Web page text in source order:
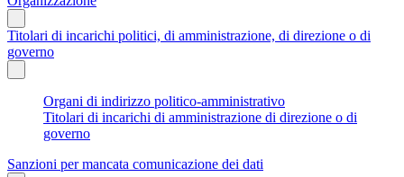
Titolari di incarichi politici, di amministrazione, di direzione o di
governo
Organi di indirizzo politico-amministrativo
Titolari di incarichi di amministrazione di direzione o di
governo
Sanzioni per mancata comunicazione dei dati